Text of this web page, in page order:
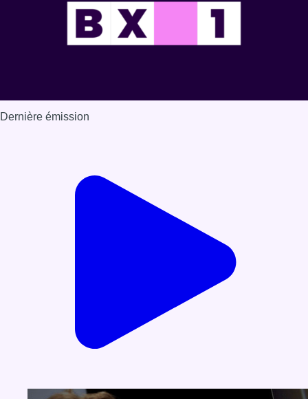
Dernière émission